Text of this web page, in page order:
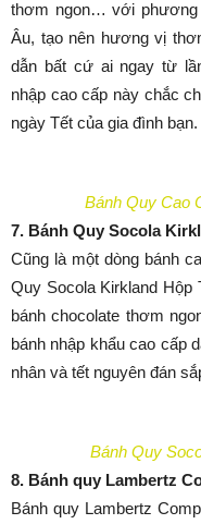
thơm ngon… với phương
Âu, tạo nên hương vị
dẫn bất cứ ai ngay từ
nhập cao cấp này chắc
ngày Tết của gia đình bạn.
Bánh Quy Cao
7. Bánh Quy Socola
Cũng là một dòng bánh
Quy Socola Kirkland
bánh chocolate thơm
bánh nhập khẩu cao cấp
nhân và tết nguyên đán
Bánh Quy
8. Bánh quy Lambertz
Bánh quy Lambertz